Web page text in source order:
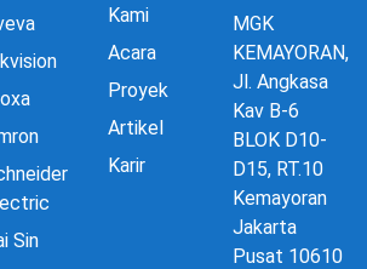
Sin
Kami
Acara
Proyek
Artikel
Karir
MGK
KEMAYORAN,
Jl. Angkasa
Kav B-6
BLOK D10-
D15, RT.10
Kemayoran
Jakarta
Pusat 10610